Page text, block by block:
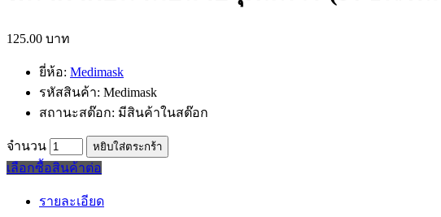
125.00 บาท
ยี่ห้อ: Medimask
รหัสสินค้า: Medimask
สถานะสต๊อก: มีสินค้าในสต๊อก
จำนวน หยิบใส่ตระกร้า
เลือกซื้อสินค้าต่อ
รายละเอียด